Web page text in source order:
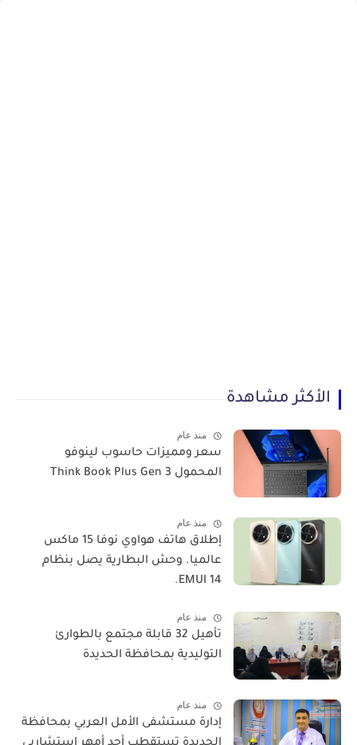
الأكثر مشاهدة
منذ عام
سعر ومميزات حاسوب لينوفو
المحمول Think Book Plus Gen 3
منذ عام
​إطلاق هاتف هواوي نوفا 15 ماكس
عالميا. وحش البطارية يصل بنظام
EMUI 14.
منذ عام
تأهيل 32 قابلة مجتمع بالطوارئ
التوليدية بمحافظة الحديدة
منذ عام
إدارة مستشفى الأمل العربي بمحافظة